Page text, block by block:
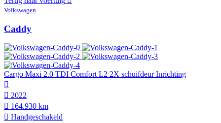
Volkswagen
Caddy
Cargo Maxi 2.0 TDI Comfort L2 2X schuifdeur Inrichting
2022
164.930 km
Hand­geschakeld